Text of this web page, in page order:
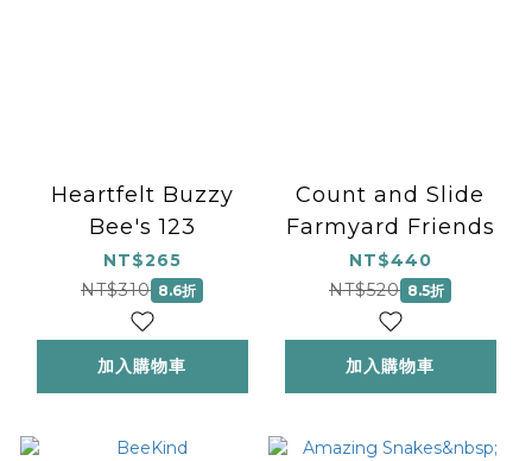
Heartfelt Buzzy
Bee's 123
NT$265
NT$310 8.6折
加入購物車
Count and Slide
Farmyard Friends
NT$440
NT$520 8.5折
加入購物車